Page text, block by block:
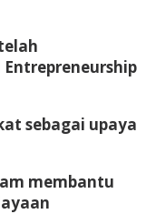
sebagai upaya
membantu